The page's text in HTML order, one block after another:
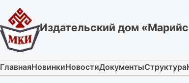
content
Издательский дом
ГлавнаяНовинкиНовостиДокументыСтруктура